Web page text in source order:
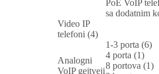
PoE VoIP
sa dodatnim
Video IP
telefoni (4)
Analogni
VoIP gejtveji
1-3 porta (6)
4 porta (1)
8 portova (1)